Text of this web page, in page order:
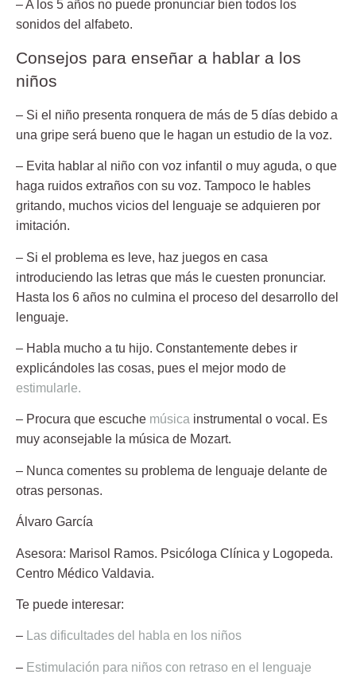
– A los 5 años no puede pronunciar bien todos los
sonidos del alfabeto.
Consejos para enseñar a hablar a los
niños
– Si el niño presenta ronquera de más de 5 días debido a
una gripe será bueno que le hagan un estudio de la voz.
– Evita hablar al niño con voz infantil o muy aguda, o que
haga ruidos extraños con su voz. Tampoco le hables
gritando, muchos vicios del lenguaje se adquieren por
imitación.
– Si el problema es leve, haz juegos en casa
introduciendo las letras que más le cuesten pronunciar.
Hasta los 6 años no culmina el proceso del desarrollo del
lenguaje.
– Habla mucho a tu hijo. Constantemente debes ir
explicándoles las cosas, pues el mejor modo de
estimularle.
– Procura que escuche música instrumental o vocal. Es
muy aconsejable la música de Mozart.
– Nunca comentes su problema de lenguaje delante de
otras personas.
Álvaro García
Asesora: Marisol Ramos. Psicóloga Clínica y Logopeda.
Centro Médico Valdavia.
Te puede interesar:
– Las dificultades del habla en los niños
– Estimulación para niños con retraso en el lenguaje